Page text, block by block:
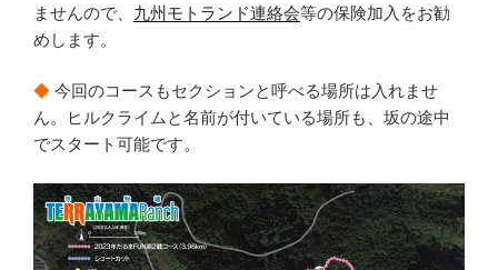
ませんので、 九州モトランド連絡会等の保険加入をお勧
めします。
◆ 今回のコースもセクションと呼べる場所は入れませ
ん。ヒルクライムと名前が付いている場所も、坂の途中
でスタート可能です。